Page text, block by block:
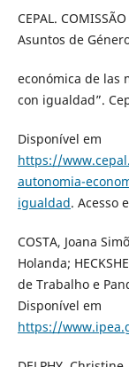
CEPAL.
Asuntos de
económica de las
con igualdad”.
Disponível em
https://
autonomia-
igualdad. Acesso
COSTA, Joana
Holanda;
de Trabalho e
Disponível em
https://